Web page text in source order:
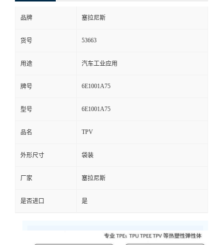
品牌 塞拉尼斯
货号 53663
用途 汽车工业应用
牌号 6E1001A75
型号 6E1001A75
品名 TPV
外形尺寸 袋装
厂家 塞拉尼斯
是否进口 是